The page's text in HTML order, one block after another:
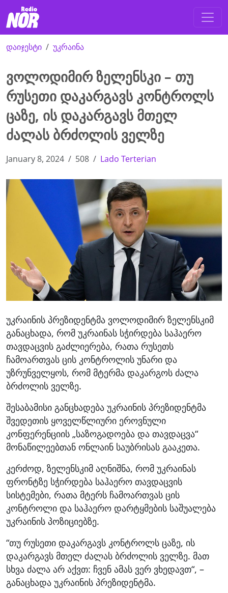
დაიჯესტი უკრაინა
ვოლოდიმირ ზელენსკი – თუ
რუსეთი დაკარგავს კონტროლს
ცაზე, ის დაკარგავს მთელ
ძალას ბრძოლის ველზე
January 8, 2024 508 Lado Terterian
უკრაინის პრეზიდენტმა ვოლოდიმირ ზელენსკიმ
განაცხადა, რომ უკრაინას სჭირდება საჰაერო
თავდაცვის გაძლიერება, რათა რუსეთს
ჩამოართვას ცის კონტროლის უნარი და
უზრუნველყოს, რომ მტერმა დაკარგოს ძალა
ბრძოლის ველზე.
შესაბამისი განცხადება უკრაინის პრეზიდენტმა
შვედეთის ყოველწლიური ეროვნული
კონფერენციის „საზოგადოება და თავდაცვა“
მონაწილეებთან ონლაინ საუბრისას გააკეთა.
კერძოდ, ზელენსკიმ აღნიშნა, რომ უკრაინას
ფრონტზე სჭირდება საჰაერო თავდაცვის
სისტემები, რათა მტერს ჩამოართვას ცის
კონტროლი და საჰაერო დარტყმების საშუალება
უკრაინის პოზიციებზე.
“თუ რუსეთი დაკარგავს კონტროლს ცაზე, ის
დაკარგავს მთელ ძალას ბრძოლის ველზე. მათ
სხვა ძალა არ აქვთ: ჩვენ ამას ვერ ვხედავთ“, –
განაცხადა უკრაინის პრეზიდენტმა.